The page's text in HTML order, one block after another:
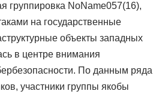
группировка NoName057(16),
на государственные
объекты западных
в центре внимания
По данным ряда
участники группы якобы